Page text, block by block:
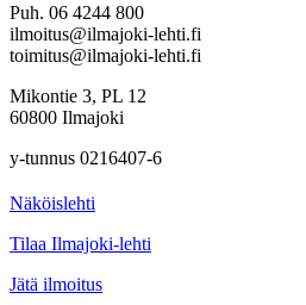
Puh. 06 4244 800
ilmoitus@ilmajoki-lehti.fi
toimitus@ilmajoki-lehti.fi
Mikontie 3, PL 12
60800 Ilmajoki
y-tunnus 0216407-6
Näköislehti
Tilaa Ilmajoki-lehti
Jätä ilmoitus